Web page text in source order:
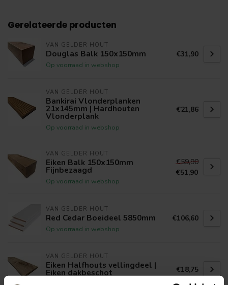
Gerelateerde producten
VAN GELDER HOUT
Douglas Balk 150x150mm
Op voorraad in webshop
€31,90
VAN GELDER HOUT
Bankirai Vlonderplanken
21x145mm | Hardhouten
Vlonderplank
Op voorraad in webshop
€21,86
VAN GELDER HOUT
Eiken Balk 150x150mm
Fijnbezaagd
Op voorraad in webshop
€59,90
€51,90
VAN GELDER HOUT
Red Cedar Boeideel 5850mm
Op voorraad in webshop
€106,60
VAN GELDER HOUT
Eiken Halfhouts vellingdeel |
Eiken dakbeschot €18,75